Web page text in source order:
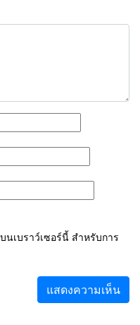
เบราว์เซอร์นี้ สำหรับการ